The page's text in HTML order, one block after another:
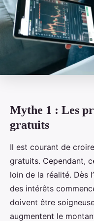
Mythe 1 : Les
gratuits
Il est courant de
gratuits. Cependant,
loin de la réalité. Dès
des intérêts
doivent être
augmentent le